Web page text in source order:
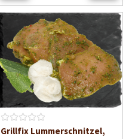
0
v
o
n
5
B
Grillfix Lummerschnitzel,